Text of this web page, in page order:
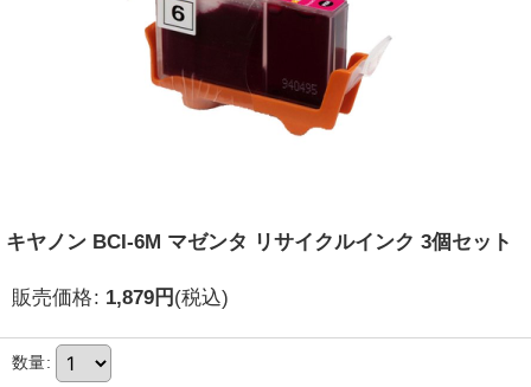
キヤノン BCI-6M マゼンタ リサイクルインク 3個セット
販売価格: 1,879円 (税込)
数量: